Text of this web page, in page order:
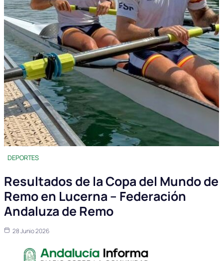
DEPORTES
Resultados de la Copa del Mundo de
Remo en Lucerna – Federación
Andaluza de Remo
28 Junio 2026